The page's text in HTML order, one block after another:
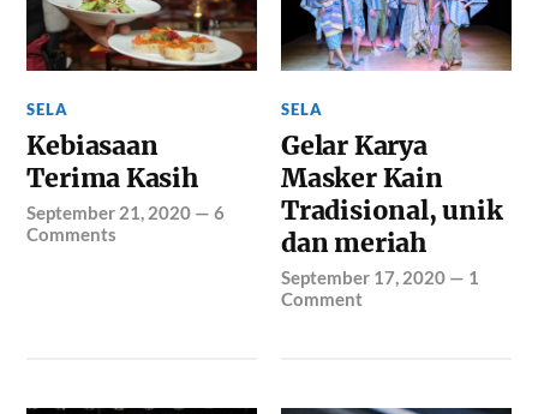
SELA
Kebiasaan
Terima Kasih
September 21, 2020 —6
Comments
SELA
Gelar Karya
Masker Kain
Tradisional, unik
dan meriah
September 17, 2020 — 1
Comment